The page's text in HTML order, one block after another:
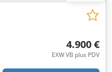
4.900 €
EXW VB plus PDV